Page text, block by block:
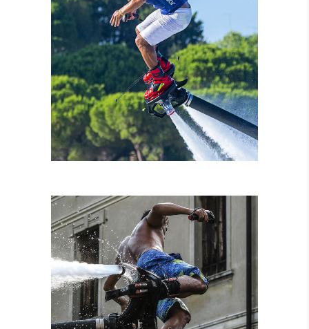
NOLEGGIO MOTO
D’ACQUA
NOLEGGIO
ATTREZZATURE